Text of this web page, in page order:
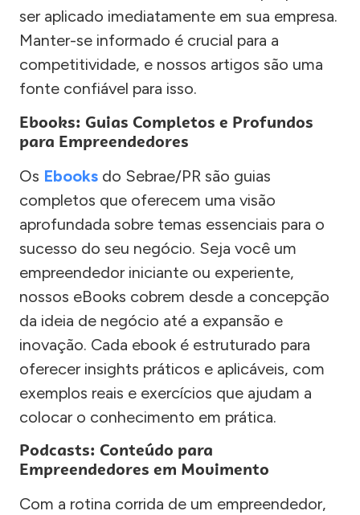
ser aplicado imediatamente em sua empresa.
Manter-se informado é crucial para a
competitividade, e nossos artigos são uma
fonte confiável para isso.
Ebooks: Guias Completos e Profundos
para Empreendedores
Os Ebooks do Sebrae/PR são guias
completos que oferecem uma visão
aprofundada sobre temas essenciais para o
sucesso do seu negócio. Seja você um
empreendedor iniciante ou experiente,
nossos eBooks cobrem desde a concepção
da ideia de negócio até a expansão e
inovação. Cada ebook é estruturado para
oferecer insights práticos e aplicáveis, com
exemplos reais e exercícios que ajudam a
colocar o conhecimento em prática.
Podcasts: Conteúdo para
Empreendedores em Movimento
Com a rotina corrida de um empreendedor,